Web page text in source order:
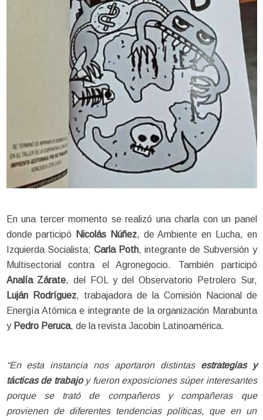
En una tercer momento se realizó una charla con un panel
donde participó Nicolás Núñez, de Ambiente en Lucha, en
Izquierda Socialista; Carla Poth, integrante de Subversión y
Multisectorial contra el Agronegocio. También participó
Analía Zárate
Luján Rodríguez, trabajadora de la Comisión Nacional de
Energía Atómica e integrante de la organización Marabunta
y Pedro Peruca, de la revista Jacobin Latinoamérica.
“En esta instancia nos aportaron distintas estrategias y
tácticas de trabajo y fueron exposiciones súper interesantes
porque se trató de compañeros y compañeras que
provienen de diferentes tendencias políticas, que en un